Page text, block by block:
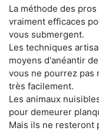
La méthode des
vraiment efficaces
vous submergent.
Les techniques
moyens d'anéantir
vous ne pourrez pas
très facilement.
Les animaux
pour demeurer
Mais ils ne resteront